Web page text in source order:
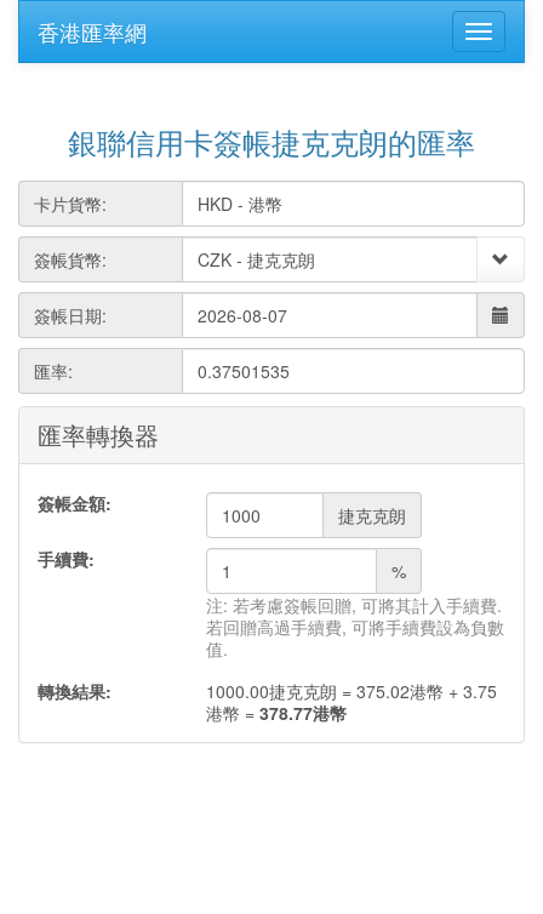
香港匯率網
銀聯信用卡簽帳捷克克朗的匯率
卡片貨幣:
簽帳貨幣:
簽帳日期:
匯率: 0.37501535
匯率轉換器
簽帳金額:
捷克克朗
手續費:
%
注: 若考慮簽帳回贈, 可將其計入手續費.
若回贈高過手續費, 可將手續費設為負數
值.
轉換結果:
1000.00捷克克朗 = 375.02港幣 + 3.75
港幣 = 378.77港幣